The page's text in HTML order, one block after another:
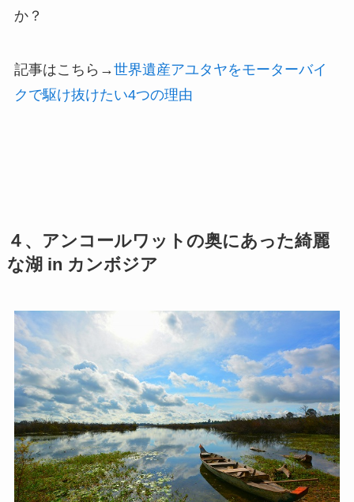
か？
記事はこちら→世界遺産アユタヤをモーターバイ
クで駆け抜けたい4つの理由
４、アンコールワットの奥にあった綺麗
な湖 in カンボジア